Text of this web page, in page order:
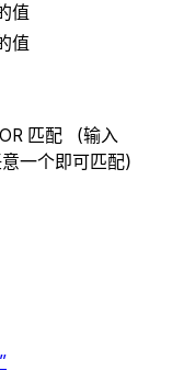
值
值
匹配 （输入
一个即可匹配）